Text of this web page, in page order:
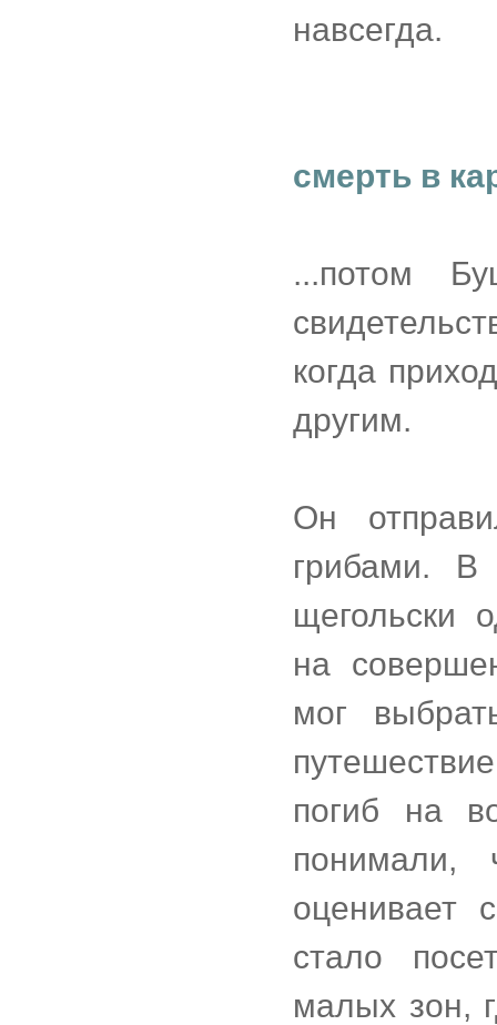
навсегда.
смерть в
...потом
когда
другим.
Он
грибами. В
щегольски
на
мог
погиб на
понимали,
оценивает
стало
малых зон,